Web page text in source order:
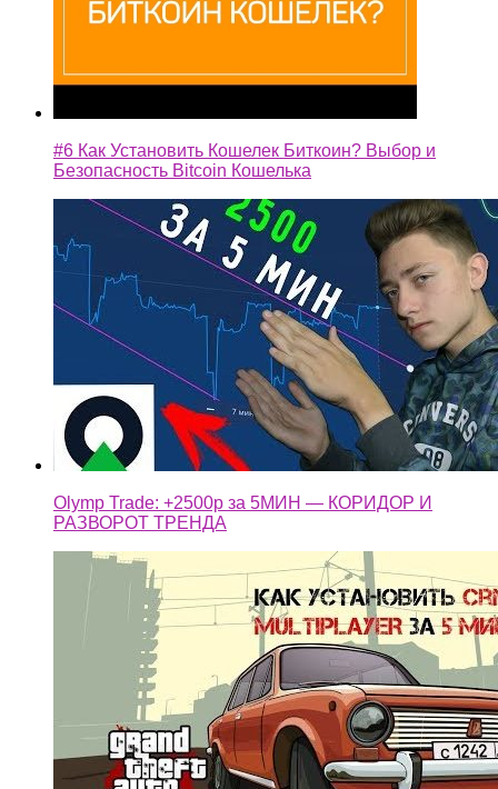
#6 Как Установить Кошелек Биткоин? Выбор и
Безопасность Bitcoin Кошелька
Olymp Trade: +2500р за 5МИН — КОРИДОР И
РАЗВОРОТ ТРЕНДА